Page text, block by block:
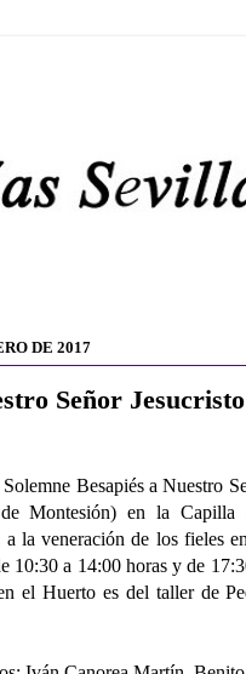
DE 2017
Señor
Besapiés a Nuestro
Montesión) en la Capilla
a la veneración de los fieles
10:30 a 14:00 horas y de
el Huerto es del taller de